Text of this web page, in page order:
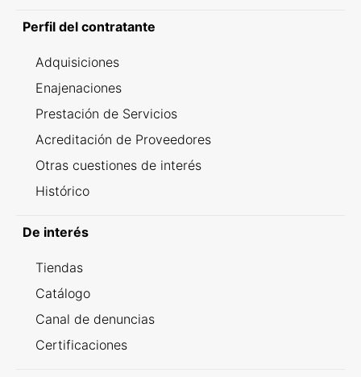
Perfil del contratante
Adquisiciones
Enajenaciones
Prestación de Servicios
Acreditación de Proveedores
Otras cuestiones de interés
Histórico
De interés
Tiendas
Catálogo
Canal de denuncias
Certificaciones